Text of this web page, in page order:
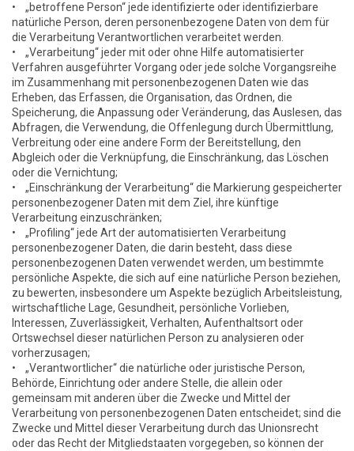
• „betroffene Person“ jede identifizierte oder identifizierbare
natürliche Person, deren personenbezogene Daten von dem für
die Verarbeitung Verantwortlichen verarbeitet werden.
• „Verarbeitung“ jeder mit oder ohne Hilfe automatisierter
Verfahren ausgeführter Vorgang oder jede solche Vorgangsreihe
im Zusammenhang mit personenbezogenen Daten wie das
Erheben, das Erfassen, die Organisation, das Ordnen, die
Speicherung, die Anpassung oder Veränderung, das Auslesen, das
Abfragen, die Verwendung, die Offenlegung durch Übermittlung,
Verbreitung oder eine andere Form der Bereitstellung, den
Abgleich oder die Verknüpfung, die Einschränkung, das Löschen
oder die Vernichtung;
• „Einschränkung der Verarbeitung“ die Markierung gespeicherter
personenbezogener Daten mit dem Ziel, ihre künftige
Verarbeitung einzuschränken;
• „Profiling“ jede Art der automatisierten Verarbeitung
personenbezogener Daten, die darin besteht, dass diese
personenbezogenen Daten verwendet werden, um bestimmte
persönliche Aspekte, die sich auf eine natürliche Person beziehen,
zu bewerten, insbesondere um Aspekte bezüglich Arbeitsleistung,
wirtschaftliche Lage, Gesundheit, persönliche Vorlieben,
Interessen, Zuverlässigkeit, Verhalten, Aufenthaltsort oder
Ortswechsel dieser natürlichen Person zu analysieren oder
vorherzusagen;
• „Verantwortlicher“ die natürliche oder juristische Person,
Behörde, Einrichtung oder andere Stelle, die allein oder
gemeinsam mit anderen über die Zwecke und Mittel der
Verarbeitung von personenbezogenen Daten entscheidet; sind die
Zwecke und Mittel dieser Verarbeitung durch das Unionsrecht
oder das Recht der Mitgliedstaaten vorgegeben, so können der